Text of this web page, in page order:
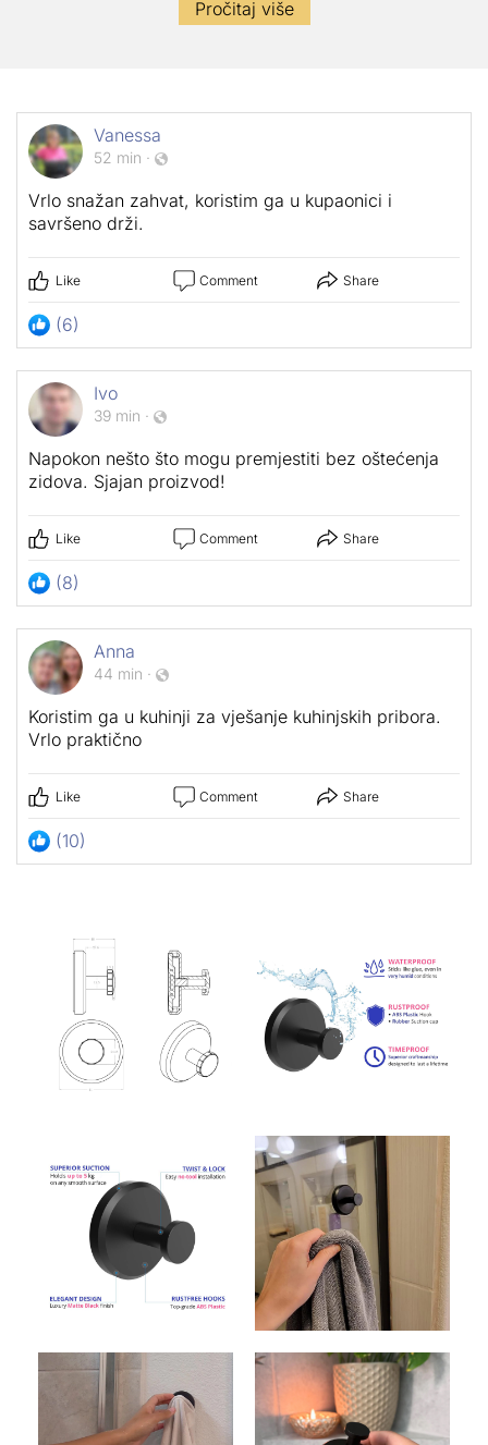
Vanessa
52 min·
Vrlo snažan zahvat, koristim ga u kupaonici i
savršeno drži.
(6)
Ivo
39 min
Napokon nešto što mogu premjestiti bez oštećenja
zidova. Sjajan proizvod!
(8)
Anna
44 min
Koristim ga u kuhinji za vješanje kuhinjskih pribora.
Vrlo praktično
(10)